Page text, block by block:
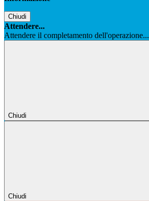
Chiudi
Attendere...
Attendere il completamento dell'operazione...
Chiudi
Chiudi